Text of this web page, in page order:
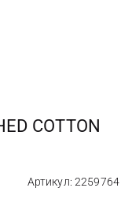
COTTON
Артикул: 2259764